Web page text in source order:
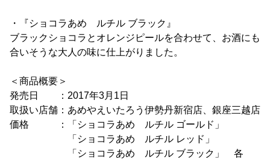
・『ショコラあめ ルチル ブラック』
ブラックショコラとオレンジピールを合わせて、お酒にも
合いそうな大人の味に仕上がりました。
＜商品概要＞
発売日 ：2017年3月1日
取扱い店舗：あめやえいたろう伊勢丹新宿店、銀座三越店
価格 ：「ショコラあめ ルチル ゴールド」
「ショコラあめ ルチル レッド」
「ショコラあめ ルチル ブラック」 各